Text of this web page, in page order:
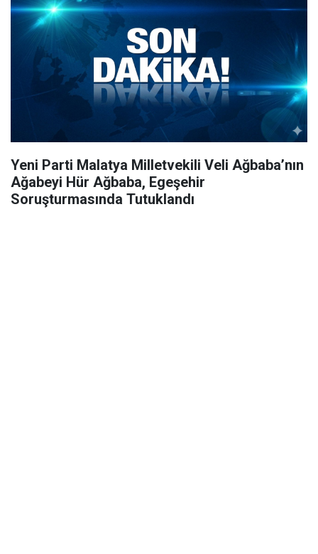
Yeni Parti Malatya Milletvekili Veli Ağbaba’nın
Ağabeyi Hür Ağbaba, Egeşehir
Soruşturmasında Tutuklandı